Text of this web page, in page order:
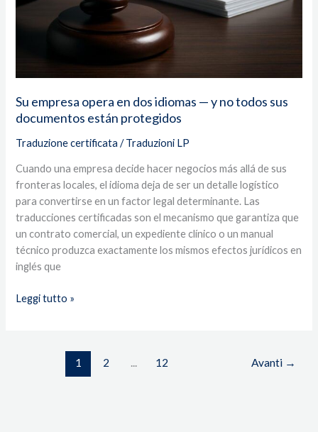
Su empresa opera en dos idiomas — y no todos sus
documentos están protegidos
Traduzione certificata /Traduzioni LP
Cuando una empresa decide hacer negocios más allá de sus
fronteras locales, el idioma deja de ser un detalle logístico
para convertirse en un factor legal determinante. Las
traducciones certificadas son el mecanismo que garantiza que
un contrato comercial, un expediente clínico o un manual
técnico produzca exactamente los mismos efectos jurídicos en
inglés que
y
protegidos
Leggi tutto »
1 2 ... 12 Avanti →